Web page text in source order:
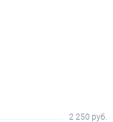
2 250 руб.